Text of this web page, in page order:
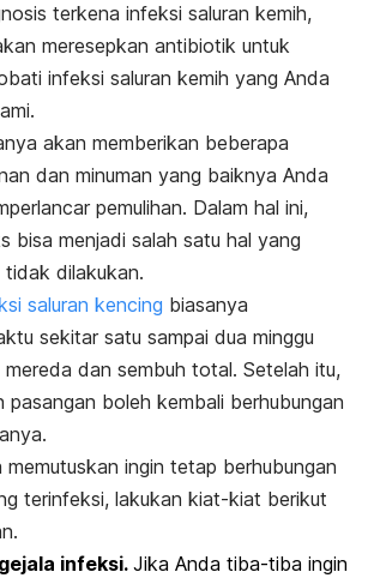
terkena infeksi saluran kemih,
meresepkan antibiotik untuk
infeksi saluran kemih yang Anda
akan memberikan beberapa
dan minuman yang baiknya Anda
pemulihan. Dalam hal ini,
bisa menjadi salah satu hal yang
dilakukan.
saluran kencing biasanya
sekitar satu sampai dua minggu
mereda dan sembuh total. Setelah itu,
pasangan boleh kembali berhubungan
memutuskan ingin tetap berhubungan
terinfeksi, lakukan kiat-kiat berikut
infeksi. Jika Anda tiba-tiba ingin